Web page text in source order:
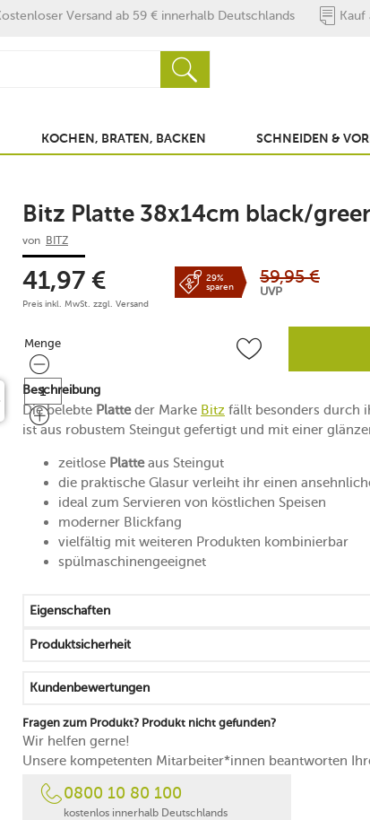
Versand ab 59 € innerhalb Deutschlands Kauf
KOCHEN, BRATEN, BACKEN SCHNEIDEN &
Bitz Platte 38x14cm black/
von BITZ
41,97 €
Preis inkl. MwSt. zzgl. Versand
29%
sparen
59,95 €
UVP
Menge
Menge
Beschreibung
Die belebte Platteder Marke Bitz fällt besonders durch
ist aus robustem Steingut gefertigt und mit einer
zeitlose Platteaus Steingut
die praktische Glasur verleiht ihr einen
ideal zum Servieren von köstlichen Speisen
moderner Blickfang
vielfältig mit weiteren Produkten kombinierbar
spülmaschinengeeignet
Eigenschaften
Produktsicherheit
Kundenbewertungen
Fragen zum Produkt? Produkt nicht gefunden?
Wir helfen gerne!
Unsere kompetenten Mitarbeiter*innen beantworten
0800 10 80 100
kostenlos innerhalb Deutschlands